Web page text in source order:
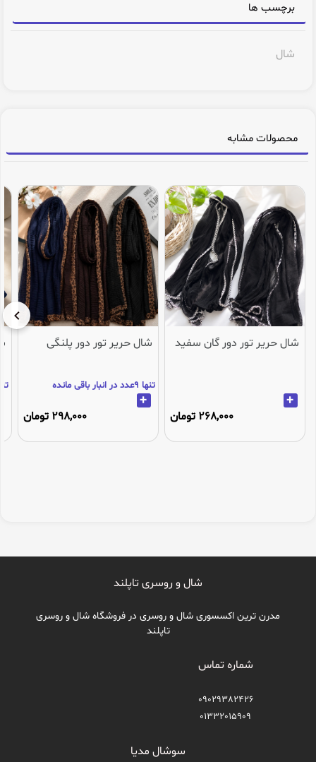
برچسب ها
شال
محصولات مشابه
شال حریر تور دور گان سفید
+
268,000 تومان
شال حریر تور دور پلنگی
تنها 9عدد در انبار باقی مانده
+
298,000 تومان
تنها 3عدد
شال و روسری تاپلند
مدرن ترین اکسسوری شال و روسری در فروشگاه شال و روسری
تاپلند
شماره تماس
09029382426
01332015909
سوشال مدیا